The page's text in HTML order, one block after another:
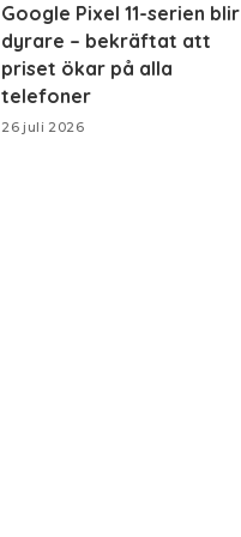
Google Pixel 11-serien blir
dyrare – bekräftat att
priset ökar på alla
telefoner
26 juli 2026